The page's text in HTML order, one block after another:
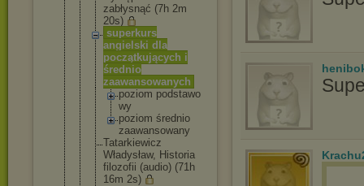
zabłysnąć (7h 2m
20s)
superkurs
angielski dla
początkujących i
średnio
zaawansowanych
poziom podstawo
wy
poziom średnio
zaawansowany
Tatarkiewicz
Władysław, Historia
filozofii (audio) (71h
16m 2s)